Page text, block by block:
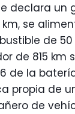
declara un
km, se
de 50
de 815 km
de la
propia de
de